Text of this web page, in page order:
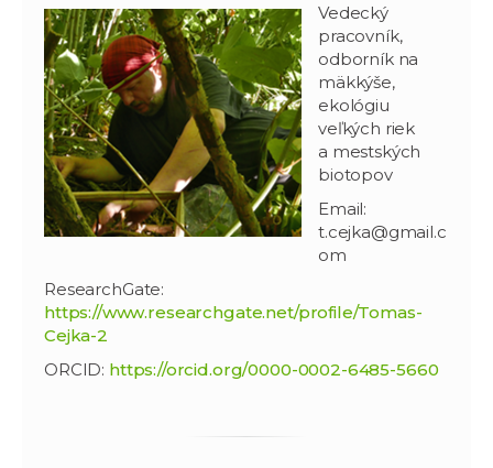
Vedecký
pracovník,
odborník na
mäkkýše,
ekológiu
veľkých riek
a mestských
biotopov
Email:
t.cejka@gmail.c
om
ResearchGate:
https://www.researchgate.net/profile/Tomas-
Cejka-2
ORCID: https://orcid.org/0000-0002-6485-5660